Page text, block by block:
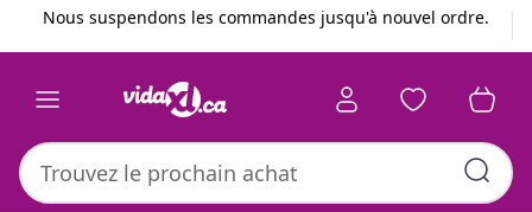
Précédent
Suivant
Nous suspendons les commandes jusqu'à nouvel ordre.